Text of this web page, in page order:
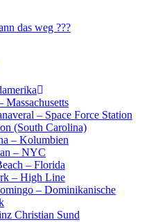
das weg ???
Massachusetts
– Space Force Station
(South Carolina)
– Kolumbien
– NYC
– Florida
– High Line
– Dominikanische
Christian Sund